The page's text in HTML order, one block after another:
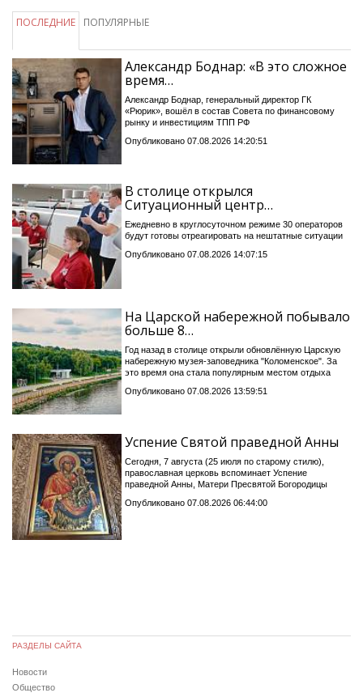
ПОСЛЕДНИЕ ПОПУЛЯРНЫЕ
Александр Боднар: «В это сложное
время…
Александр Боднар, генеральный директор ГК
«Рюрик», вошёл в состав Совета по финансовому
рынку и инвестициям ТПП РФ
Опубликовано 07.08.2026 14:20:51
В столице открылся
Ситуационный центр…
Ежедневно в круглосуточном режиме 30 операторов
будут готовы отреагировать на нештатные ситуации
Опубликовано 07.08.2026 14:07:15
На Царской набережной побывало
больше 8…
Год назад в столице открыли обновлённую Царскую
набережную музея-заповедника "Коломенское". За
это время она стала популярным местом отдыха
Опубликовано 07.08.2026 13:59:51
Успение Святой праведной Анны
Сегодня, 7 августа (25 июля по старому стилю),
православная церковь вспоминает Успение
праведной Анны, Матери Пресвятой Богородицы
Опубликовано 07.08.2026 06:44:00
РАЗДЕЛЫ САЙТА
Новости
Общество